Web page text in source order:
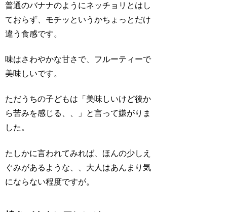
普通のバナナのようにネッチョリとはし
ておらず、モチッというかちょっとだけ
違う食感です。
味はさわやかな甘さで、フルーティーで
美味しいです。
ただうちの子どもは 「美味しいけど後か
ら苦みを感じる、、」
と言って嫌がりま
した。
たしかに言われてみれば、ほんの少しえ
ぐみがあるような、、大人はあんまり気
にならない程度ですが。